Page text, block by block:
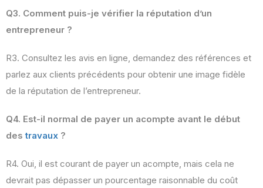
Q3. Comment puis-je vérifier la réputation d’un
entrepreneur ?
R3. Consultez les avis en ligne, demandez des références et
parlez aux clients précédents pour obtenir une image fidèle
de la réputation de l’entrepreneur.
Q4. Est-il normal de payer un acompte avant le début
destravaux ?
R4. Oui, il est courant de payer un acompte, mais cela ne
devrait pas dépasser un pourcentage raisonnable du coût